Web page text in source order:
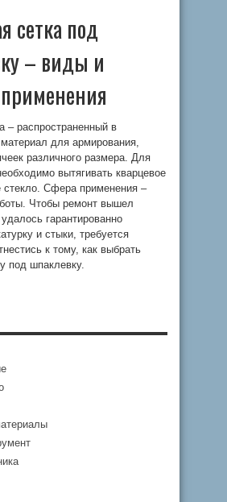
сетка под
– виды и
– распространенный в
для армирования,
различного размера. Для
вытягивать кварцевое
стекло. Сфера применения –
Чтобы ремонт вышел
гарантированно
и стыки, требуется
к тому, как выбрать
под шпаклевку.